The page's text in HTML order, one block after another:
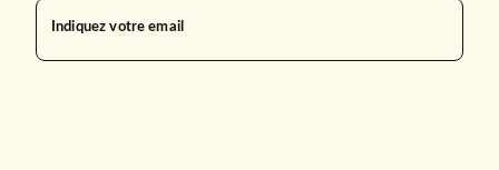
Indiquez votre email